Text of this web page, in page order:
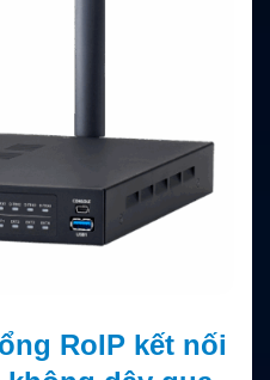
RoIP kết nối